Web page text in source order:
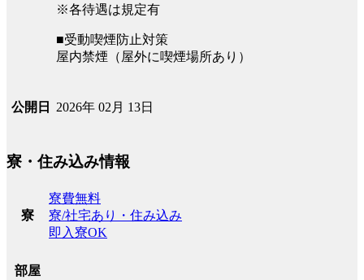
※各待遇は規定有
■受動喫煙防止対策
屋内禁煙（屋外に喫煙場所あり）
公開日 2026年 02月 13日
寮・住み込み情報
寮
寮費無料
寮/社宅あり・住み込み
即入寮OK
部屋